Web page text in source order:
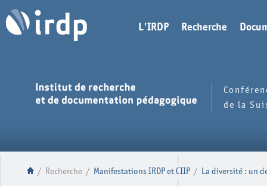
L'IRDP Recherche
de la
/ Recherche / Manifestations IRDP et CIIP / La diversité : un